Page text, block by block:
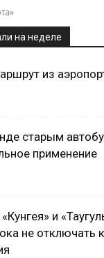
на неделе
из
старым
применение
и
не отключать